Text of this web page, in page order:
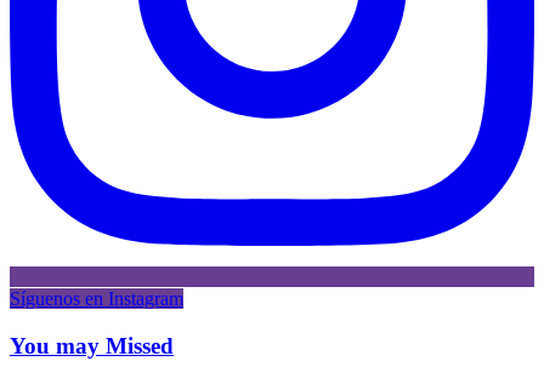
Síguenos en Instagram
You may Missed